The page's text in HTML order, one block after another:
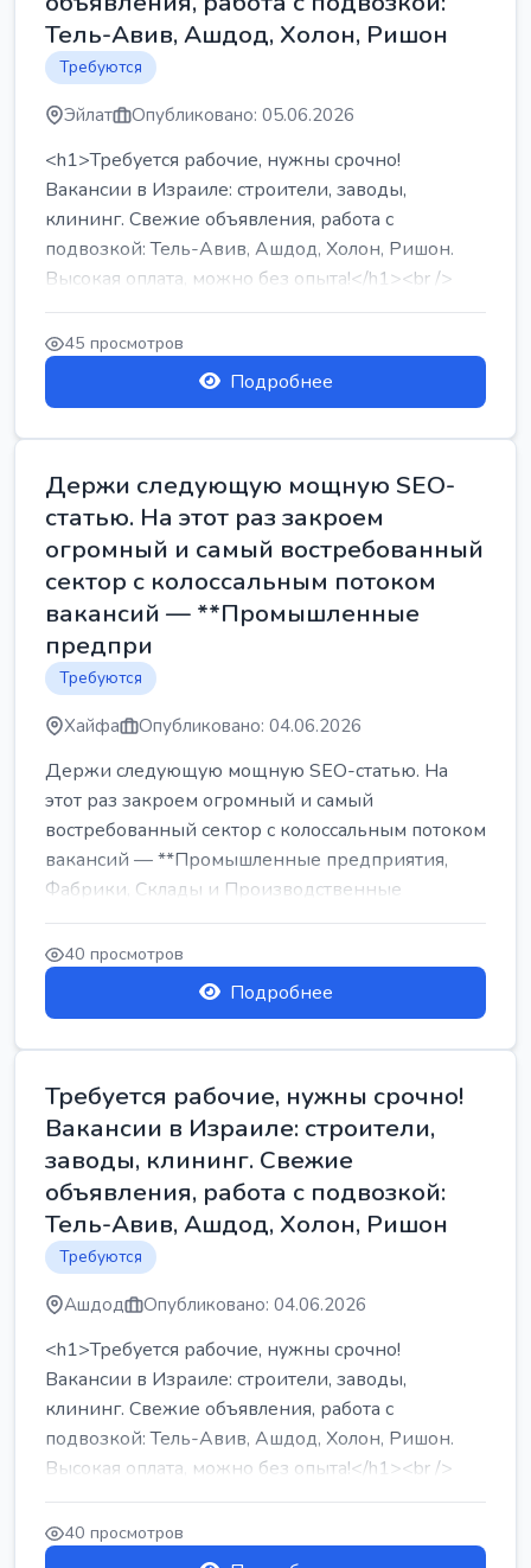
Тель-Авив, Ашдод, Холон, Ришон
Требуются
Эйлат Опубликовано: 05.06.2026
<h1>Требуется рабочие, нужны срочно!
Вакансии в Израиле: строители, заводы,
клининг. Свежие объявления, работа с
подвозкой: Тель-Авив, Ашдод, Холон, Ришон.
Высокая оплата, можно без опыта!</h1><br />
...
45 просмотров
Подробнее
Держи следующую мощную SEO-
статью. На этот раз закроем
огромный и самый востребованный
сектор с колоссальным потоком
вакансий — **Промышленные
предпри
Требуются
Хайфа Опубликовано: 04.06.2026
Держи следующую мощную SEO-статью. На
этот раз закроем огромный и самый
востребованный сектор с колоссальным потоком
вакансий — **Промышленные предприятия,
Фабрики, Склады и Производственные
заводы** ...
40 просмотров
Подробнее
Требуется рабочие, нужны срочно!
Вакансии в Израиле: строители,
заводы, клининг. Свежие
объявления, работа с подвозкой:
Тель-Авив, Ашдод, Холон, Ришон
Требуются
Ашдод Опубликовано: 04.06.2026
<h1>Требуется рабочие, нужны срочно!
Вакансии в Израиле: строители, заводы,
клининг. Свежие объявления, работа с
подвозкой: Тель-Авив, Ашдод, Холон, Ришон.
Высокая оплата, можно без опыта!</h1><br />
...
40 просмотров